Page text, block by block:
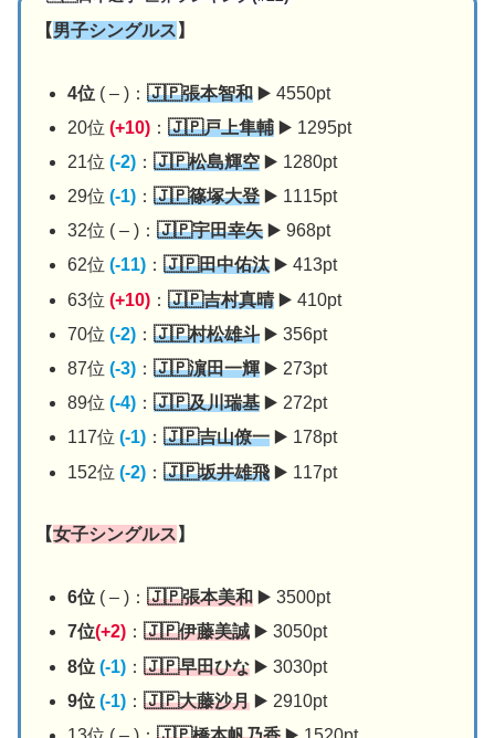
【男子シングルス 】
4位 ( – )： 🇯🇵張本智和▶️ 4550pt
20位 (+10)： 🇯🇵戸上隼輔▶️ 1295pt
21位 (-2)： 🇯🇵松島輝空▶️ 1280pt
29位 (-1)： 🇯🇵篠塚大登▶️ 1115pt
32位 ( – )： 🇯🇵宇田幸矢▶️ 968pt
62位 (-11)： 🇯🇵田中佑汰▶️ 413pt
63位 (+10)： 🇯🇵吉村真晴▶️ 410pt
70位 (-2)： 🇯🇵村松雄斗▶️ 356pt
87位 (-3)： 🇯🇵濵田一輝▶️ 273pt
89位 (-4)： 🇯🇵及川瑞基▶️ 272pt
117位 (-1)： 🇯🇵吉山僚一▶️ 178pt
152位 (-2)： 🇯🇵坂井雄飛▶️ 117pt
【女子シングルス 】
6位( – )： 🇯🇵張本美和▶️ 3500pt
7位(+2)： 🇯🇵伊藤美誠▶️ 3050pt
8位(-1)： 🇯🇵早田ひな▶️ 3030pt
9位(-1)： 🇯🇵大藤沙月▶️ 2910pt